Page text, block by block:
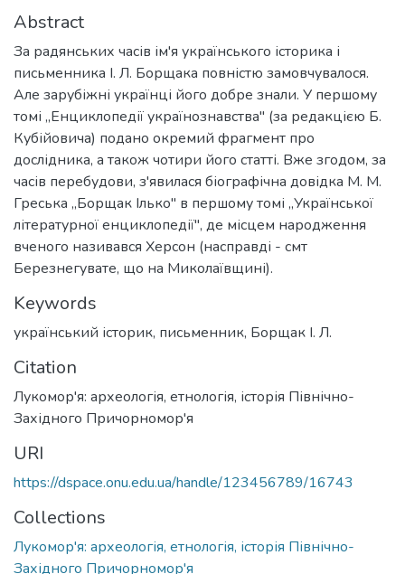
Abstract
За радянських часів ім'я українського історика і
письменника І. Л. Борщака повністю замовчувалося.
Але зарубіжні українці його добре знали. У першому
томі „Енциклопедії українознавства" (за редакцією Б.
Кубійовича) подано окремий фрагмент про
дослідника, а також чотири його статті. Вже згодом, за
часів перебудови, з'явилася біографічна довідка М. М.
Греська „Борщак Ілько" в першому томі „Української
літературної енциклопедії'', де місцем народження
вченого називався Херсон (насправді - смт
Березнегувате, що на Миколаївщині).
Keywords
український історик, письменник, Борщак І. Л.
Citation
Лукомор'я: археологія, етнологія, історія Північно-
Західного Причорномор'я
URI
https://dspace.onu.edu.ua/handle/123456789/16743
Collections
Лукомор'я: археологія, етнологія, історія Північно-
Західного Причорномор'я